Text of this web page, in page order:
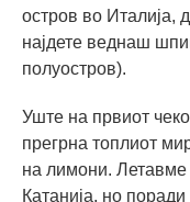
остров во Италија,
најдете веднаш
полуостров).
Уште на првиот
прегрна топлиот
на лимони.
Катанија, но